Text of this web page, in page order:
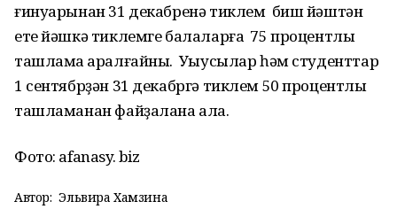
ғинуарынан 31 декабренә тиклем биш йәштән
ете йәшкә тиклемге балаларға 75 процентлыҡ
ташлама ҡаралғайны. Уҡыусылар һәм студенттар
1 сентябрҙән 31 декабргә тиклем 50 процентлыҡ
ташламанан файҙалана ала.
Фото: afanasy. biz
Автор: Эльвира Хамзина